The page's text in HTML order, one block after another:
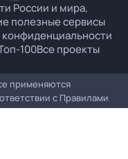
России и мира,
полезные сервисы
100Все проекты
применяются
с Правилами